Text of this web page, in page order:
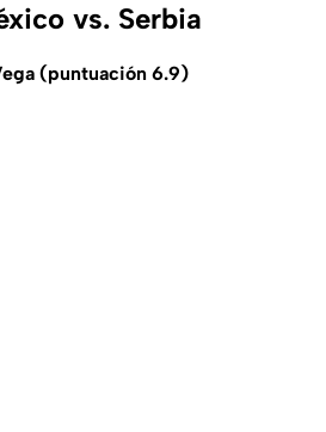
vs. Serbia
(puntuación 6.9)